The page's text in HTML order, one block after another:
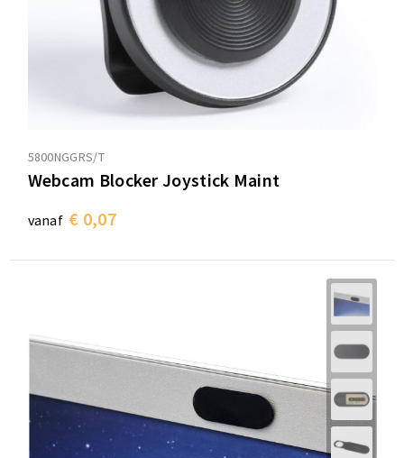
5800NGGRS/T
Webcam Blocker Joystick Maint
vanaf € 0,07